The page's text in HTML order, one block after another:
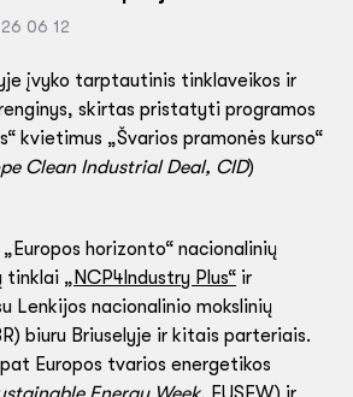
06 12
įvyko tarptautinis tinklaveikos ir
skirtas pristatyti programos
kvietimus „Švarios pramonės kurso“
Clean Industrial Deal, CID)
horizonto“ nacionalinių
tinklai „NCP4Industry Plus“ ir
Lenkijos nacionalinio mokslinių
biuru Briuselyje ir kitais parteriais.
Europos tvarios energetikos